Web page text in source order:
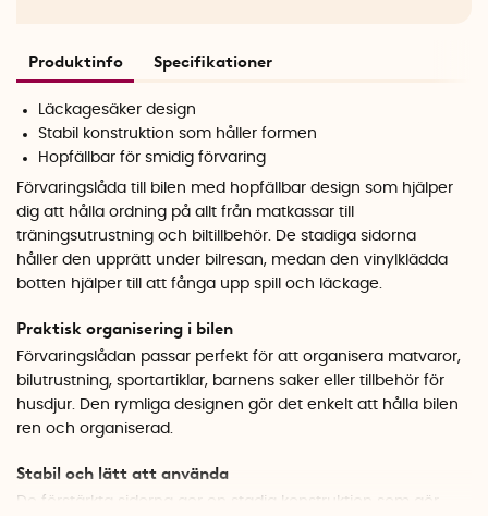
Produktinfo Specifikationer
Läckagesäker design
Stabil konstruktion som håller formen
Hopfällbar för smidig förvaring
Förvaringslåda till bilen med hopfällbar design som hjälper
dig att hålla ordning på allt från matkassar till
träningsutrustning och biltillbehör. De stadiga sidorna
håller den upprätt under bilresan, medan den vinylklädda
botten hjälper till att fånga upp spill och läckage.
Praktisk organisering i bilen
Förvaringslådan passar perfekt för att organisera matvaror,
bilutrustning, sportartiklar, barnens saker eller tillbehör för
husdjur. Den rymliga designen gör det enkelt att hålla bilen
ren och organiserad.
Stabil och lätt att använda
De förstärkta sidorna ger en stadig konstruktion som gör